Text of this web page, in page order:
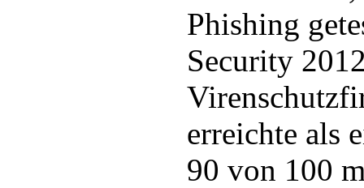
Phishing
Security
erreichte als
90 von 100